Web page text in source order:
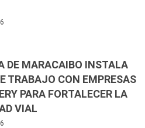
DE MARACAIBO INSTALA
TRABAJO CON EMPRESAS
PARA FORTALECER LA
VIAL